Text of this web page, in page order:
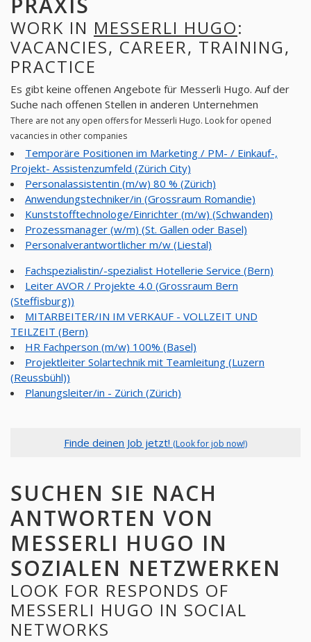
WORK IN MESSERLI HUGO:
VACANCIES, CAREER, TRAINING,
PRACTICE
Es gibt keine offenen Angebote für Messerli Hugo. Auf der
Suche nach offenen Stellen in anderen Unternehmen
There are not any open offers for Messerli Hugo. Look for opened
vacancies in other companies
Temporäre Positionen im Marketing / PM- / Einkauf-,
Projekt- Assistenzumfeld (Zürich City)
Personalassistentin (m/w) 80 % (Zürich)
Anwendungstechniker/in (Grossraum Romandie)
Kunststofftechnologe/Einrichter (m/w) (Schwanden)
Prozessmanager (w/m) (St. Gallen oder Basel)
Personalverantwortlicher m/w (Liestal)
Fachspezialistin/-spezialist Hotellerie Service (Bern)
Leiter AVOR / Projekte 4.0 (Grossraum Bern
(Steffisburg))
MITARBEITER/IN IM VERKAUF - VOLLZEIT UND
TEILZEIT (Bern)
HR Fachperson (m/w) 100% (Basel)
Projektleiter Solartechnik mit Teamleitung (Luzern
(Reussbühl))
Planungsleiter/in - Zürich (Zürich)
Finde deinen Job jetzt! (Look for job now!)
SUCHEN SIE NACH
ANTWORTEN VON
MESSERLI HUGO IN
SOZIALEN NETZWERKEN
LOOK FOR RESPONDS OF
MESSERLI HUGO IN SOCIAL
NETWORKS